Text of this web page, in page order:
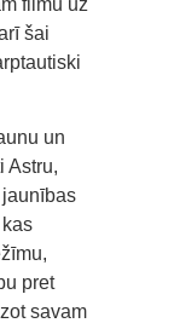
šai
un
Astru,
pret
savam